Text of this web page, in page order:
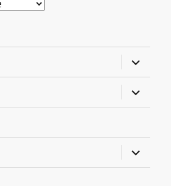
almenü
almenü
almenü